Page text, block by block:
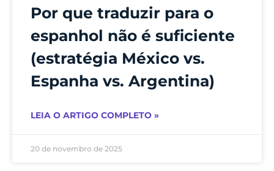
Por que traduzir para o
espanhol não é suficiente
(estratégia México vs.
Espanha vs. Argentina)
LEIA O ARTIGO COMPLETO »
20 de novembro de 2025